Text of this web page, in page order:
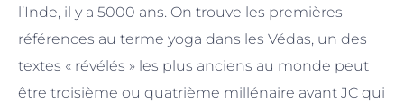
l’Inde, il y a 5000 ans. On trouve les premières
références au terme yoga dans les Védas, un des
textes « révélés » les plus anciens au monde peut
être troisième ou quatrième millénaire avant JC qui